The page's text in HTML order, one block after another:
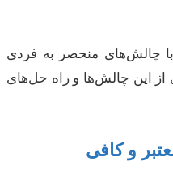
منحصر به فردی
چالش‌ها و راه حل‌های